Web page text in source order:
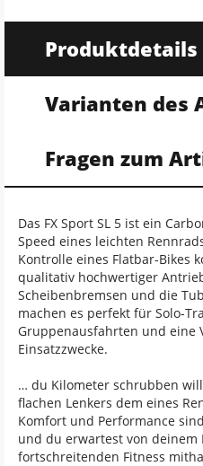
Produktdetails
Varianten des
Fragen zum
Das FX Sport SL 5 ist ein
Speed eines leichten
Kontrolle eines Flatbar-Bikes
qualitativ hochwertiger
Scheibenbremsen und die
machen es perfekt für Solo-
Gruppenausfahrten und eine
Einsatzzwecke.
… du Kilometer schrubben
flachen Lenkers dem eines
Komfort und Performance
und du erwartest von deinem
fortschreitenden Fitness